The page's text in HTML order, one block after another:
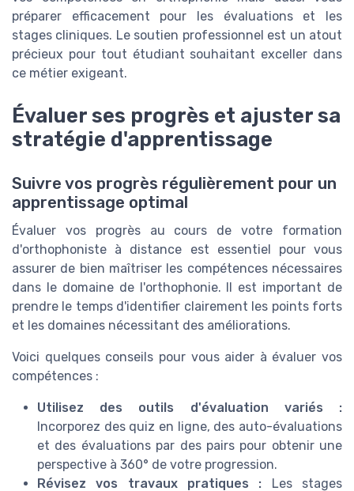
préparer efficacement pour les évaluations et les
stages cliniques. Le soutien professionnel est un atout
précieux pour tout étudiant souhaitant exceller dans
ce métier exigeant.
Évaluer ses progrès et ajuster sa
stratégie d'apprentissage
Suivre vos progrès régulièrement pour un
apprentissage optimal
Évaluer vos progrès au cours de votre formation
d'orthophoniste à distance est essentiel pour vous
assurer de bien maîtriser les compétences nécessaires
dans le domaine de l'orthophonie. Il est important de
prendre le temps d'identifier clairement les points forts
et les domaines nécessitant des améliorations.
Voici quelques conseils pour vous aider à évaluer vos
compétences :
Utilisez des outils d'évaluation variés :
Incorporez des quiz en ligne, des auto-évaluations
et des évaluations par des pairs pour obtenir une
perspective à 360° de votre progression.
Révisez vos travaux pratiques : Les stages